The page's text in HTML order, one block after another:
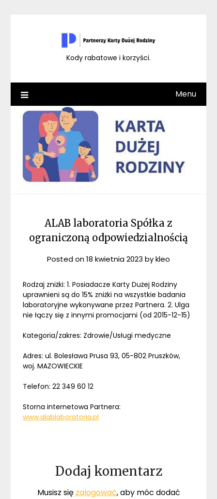
Kody rabatowe i korzyści.
Menu
ALAB laboratoria Spółka z
ograniczoną odpowiedzialnością
Posted on18 kwietnia 2023 bykleo
Rodzaj zniżki: 1. Posiadacze Karty Dużej Rodziny
uprawnieni są do 15% zniżki na wszystkie badania
laboratoryjne wykonywane przez Partnera. 2. Ulga
nie łączy się z innymi promocjami (od 2015-12-15)
Kategoria/zakres: Zdrowie/Usługi medyczne
Adres: ul. Bolesława Prusa 93, 05-802 Pruszków,
woj. MAZOWIECKIE
Telefon: 22 349 60 12
Storna internetowa Partnera:
www.alablaboratoria.pl
Dodaj komentarz
Musisz się zalogować, aby móc dodać